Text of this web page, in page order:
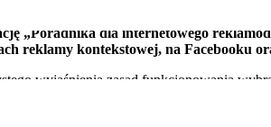
„Poradnika dla internetowego
reklamy kontekstowej, na Facebooku
wyjaśnienia zasad funkcjonowania
pracę w branży reklamowej.